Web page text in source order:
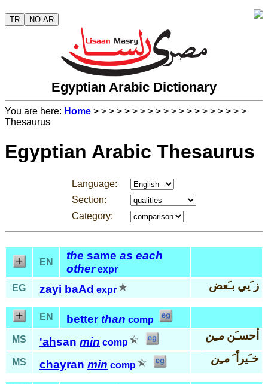
TR NO AR
Egyptian Arabic Dictionary
You are here: Home > > > > > > > > > > > > > > > > > > > >
Thesaurus
Egyptian Arabic Thesaurus
Language:
Section:
Category:
EN
the same as each
other expr
EG
zayi baAd expr ز َيي بـَعض
EN betterthan comp
MS
'ahsan min comp
أحسـَنمـِن
MS chayran min comp
خـَيراً َمـِن